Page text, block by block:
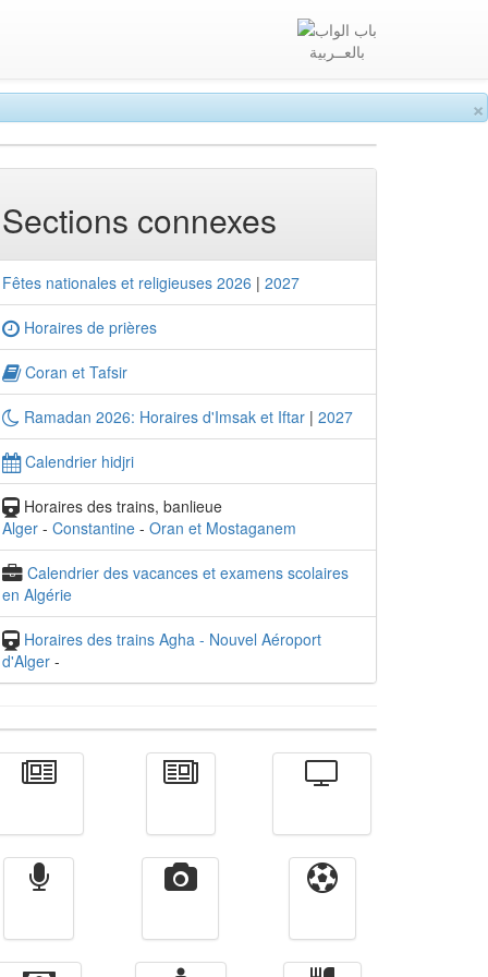
×
بالعــربية
Sections connexes
Fêtes nationales et religieuses 2026 | 2027
Horaires de prières
Coran et Tafsir
Ramadan 2026: Horaires d'Imsak et Iftar | 2027
Calendrier hidjri
Horaires des trains, banlieue
Alger - Constantine - Oran et Mostaganem
Calendrier des vacances et examens scolaires
en Algérie
Horaires des trains Agha - Nouvel Aéroport
d'Alger -